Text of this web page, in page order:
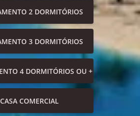
2 DORMITÓRIOS
3 DORMITÓRIOS
4 DORMITÓRIOS OU +
CASA COMERCIAL